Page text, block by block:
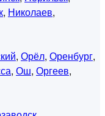
, Николаев,
, Орёл, Оренбург,
, Ош, Оргеев,